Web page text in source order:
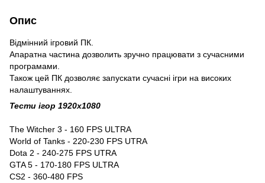
Опис
Відмінний ігровий ПК.
Апаратна частина дозволить зручно працювати з сучасними
програмами.
Також цей ПК дозволяє запускати сучасні ігри на високих
налаштуваннях.
Тести ігор 1920x1080
The Witcher 3 - 160 FPS ULTRA
World of Tanks - 220-230 FPS UTRA
Dota 2 - 240-275 FPS UTRA
GTA 5 - 170-180 FPS ULTRA
CS2 - 360-480 FPS